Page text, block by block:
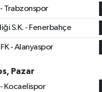
- Trabzonspor
S.K. - Fenerbahçe
- Alanyaspor
Pazar
Kocaelispor